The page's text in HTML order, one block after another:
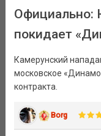
Официально:
покидает
Камерунский
московское
контракта.
Borg